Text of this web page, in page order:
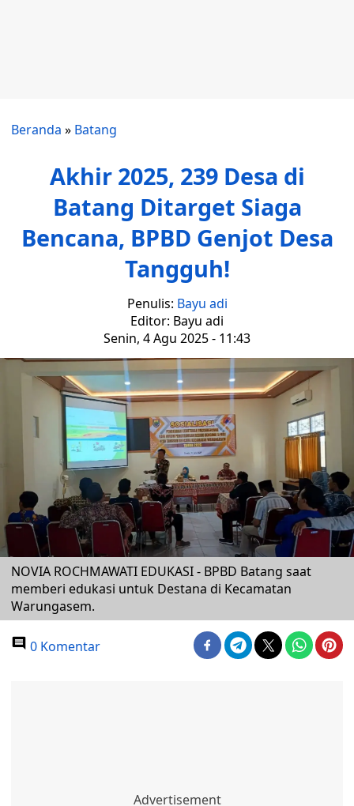
Beranda » Batang
Akhir 2025, 239 Desa di
Batang Ditarget Siaga
Bencana, BPBD Genjot Desa
Tangguh!
Penulis: Bayu adi
Editor: Bayu adi
Senin, 4 Agu 2025 - 11:43
NOVIA ROCHMAWATI EDUKASI - BPBD Batang saat
memberi edukasi untuk Destana di Kecamatan
Warungasem.
0 Komentar